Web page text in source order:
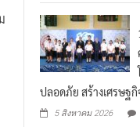
ปลอดภัย สร้างเศรษฐ